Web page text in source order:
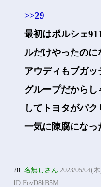
>>29
最初はポルシェ
ルだけやったのに
アウディもブガッ
グループだからし
してトヨタがパク
一気に陳腐になっ
20:名無しさん 2023/05/04(
ID:FovD8hB5M